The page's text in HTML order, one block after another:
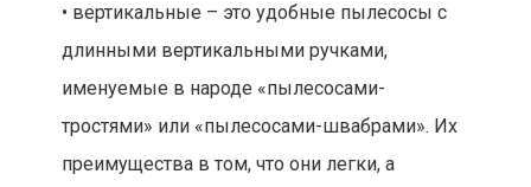
• вертикальные – это удобные пылесосы с
длинными вертикальными ручками,
именуемые в народе «пылесосами-
тростями» или «пылесосами-швабрами». Их
преимущества в том, что они легки, а